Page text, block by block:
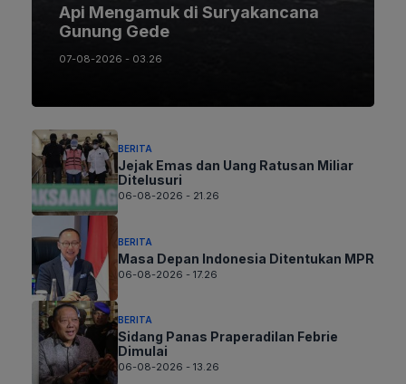
Api Mengamuk di Suryakancana
Gunung Gede
07-08-2026 - 03.26
BERITA
Jejak Emas dan Uang Ratusan Miliar
Ditelusuri
06-08-2026 - 21.26
BERITA
Masa Depan Indonesia Ditentukan MPR
06-08-2026 - 17.26
BERITA
Sidang Panas Praperadilan Febrie
Dimulai
06-08-2026 - 13.26